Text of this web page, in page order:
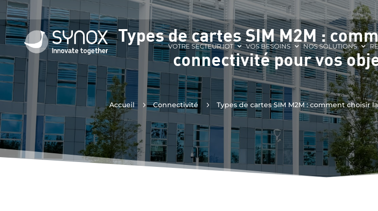
VOTRE SECTEUR IOT VOS BESOINS NOS SOLUTIONS
Types de cartes SIM M2M :
connectivité pour vos
Accueil 5 Connectivité 5 Types de cartes SIM M2M : comment